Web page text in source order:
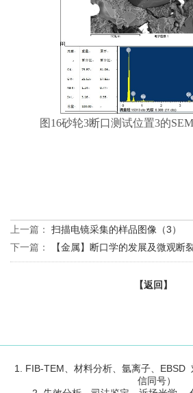
图16砂轮3断口测试位置3的
上一篇： 扫描电镜采集的样品图像（3）
下一篇：
【金属】断口学的发展及微观断
【返回】
1. FIB-TEM、材料分析、氩离子、EBSD
信同号）